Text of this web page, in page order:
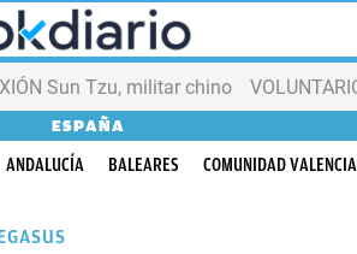
Sun Tzu, militar chino
ESPAÑA
ANDALUCÍA BALEARES COMUNIDAD